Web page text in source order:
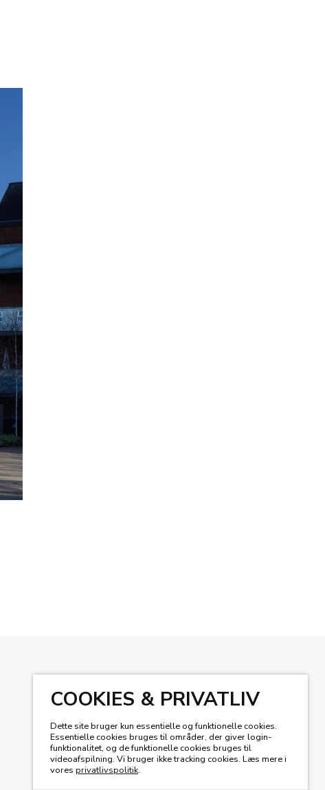
COOKIES & PRIVATLIV
Dette site bruger kun essentielle og funktionelle cookies.
Essentielle cookies bruges til områder, der giver login-
funktionalitet, og de funktionelle cookies bruges til
videoafspilning. Vi bruger ikke tracking cookies. Læs mere i
vores privatlivspolitik.